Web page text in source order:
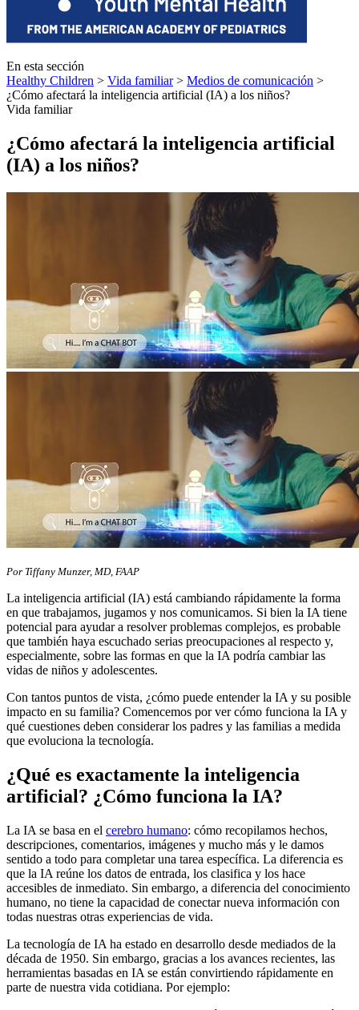
En esta sección
Healthy Children > Vida familiar> Medios de comunicación >
¿Cómo afectará la inteligencia artificial (IA) a los niños?
Vida familiar
¿Cómo afectará la inteligencia artificial
(IA) a los niños?
Por Tiffany Munzer, MD, FAAP
La inteligencia artificial (IA) está cambiando rápidamente la forma
en que trabajamos, jugamos y nos comunicamos. Si bien la IA tiene
potencial para ayudar a resolver problemas complejos, es probable
que también haya escuchado serias preocupaciones al respecto y,
especialmente, sobre las formas en que la IA podría cambiar las
vidas de niños y adolescentes.
Con tantos puntos de vista, ¿cómo puede entender la IA y su posible
impacto en su familia? Comencemos por ver cómo funciona la IA y
qué cuestiones deben considerar los padres y las familias a medida
que evoluciona la tecnología.
¿Qué es exactamente la inteligencia
artificial? ¿Cómo funciona la IA?
La IA se basa en el cerebro humano: cómo recopilamos hechos,
descripciones, comentarios, imágenes y mucho más y le damos
sentido a todo para completar una tarea específica. La diferencia es
que la IA reúne los datos de entrada, los clasifica y los hace
accesibles de inmediato. Sin embargo, a diferencia del conocimiento
humano, no tiene la capacidad de conectar nueva información con
todas nuestras otras experiencias de vida.
La tecnología de IA ha estado en desarrollo desde mediados de la
década de 1950. Sin embargo, gracias a los avances recientes, las
herramientas basadas en IA se están convirtiendo rápidamente en
parte de nuestra vida cotidiana. Por ejemplo: